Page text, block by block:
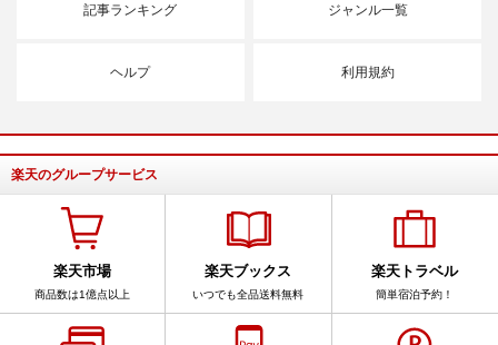
記事ランキング ジャンル一覧
ヘルプ 利用規約
楽天のグループサービス
楽天市場
商品数は1億点以上
楽天ブックス
いつでも全品送料無料
楽天トラベル
簡単宿泊予約！